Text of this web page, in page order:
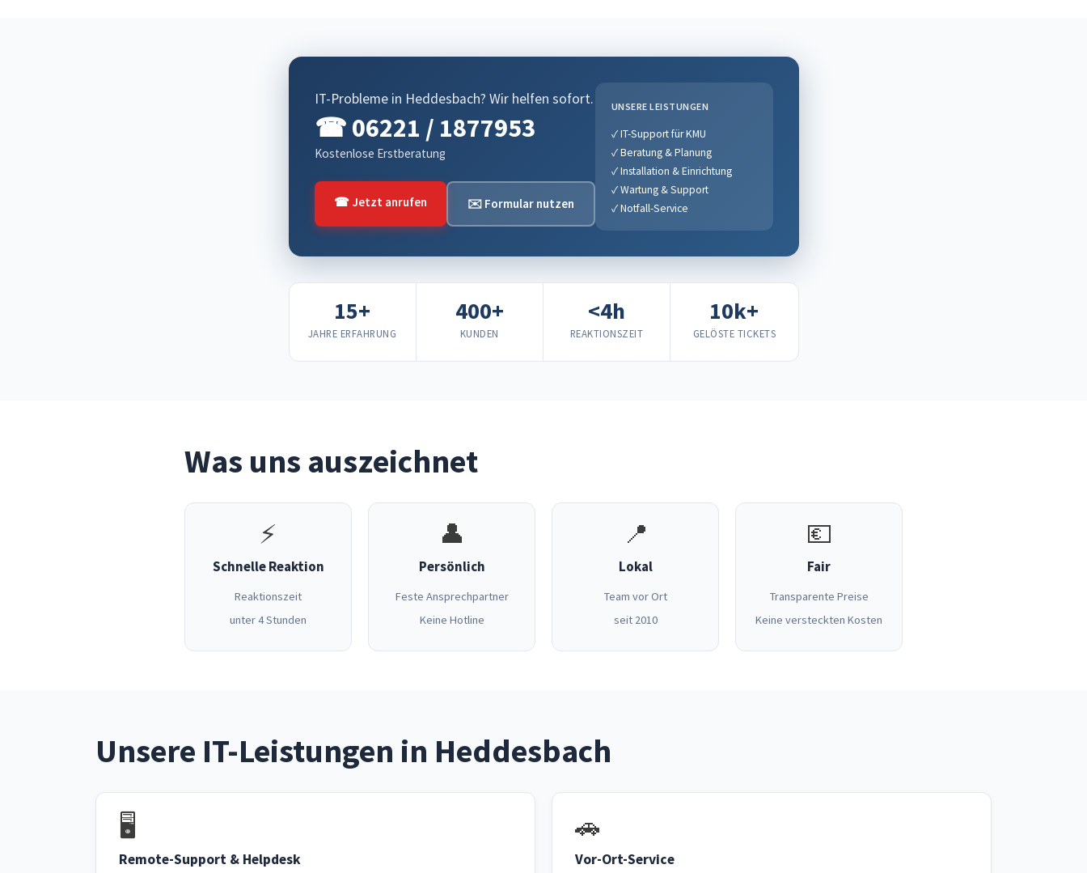
IT-Probleme in Heddesbach? Wir helfen sofort.
☎ 06221 / 1877953
Kostenlose Erstberatung
☎ Jetzt anrufen ✉️ Formular nutzen
UNSERE LEISTUNGEN
✓ IT-Support für KMU
✓ Beratung & Planung
✓ Installation & Einrichtung
✓ Wartung & Support
✓ Notfall-Service
15+
JAHRE ERFAHRUNG
400+
KUNDEN
<4h
REAKTIONSZEIT
10k+
GELÖSTE TICKETS
Was uns auszeichnet
⚡
Schnelle Reaktion
Reaktionszeit
unter 4 Stunden
👤
Persönlich
Feste Ansprechpartner
Keine Hotline
📍
Lokal
Team vor Ort
seit 2010
💶
Fair
Transparente Preise
Keine versteckten Kosten
Unsere IT-Leistungen in Heddesbach
🖥️
Remote-Support & Helpdesk
🚗
Vor-Ort-Service